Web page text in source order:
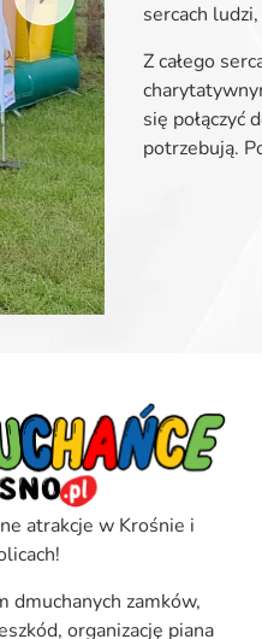
sercach
Z całego
się połączyć
potrzebują.
atrakcje w Krośnie i
dmuchanych zamków,
organizację piana